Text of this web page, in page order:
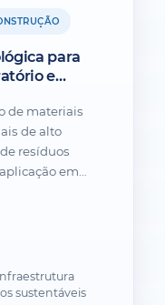
para
e
de alto
resíduos
de materiais
de alto
resíduos
em
sustentáveis